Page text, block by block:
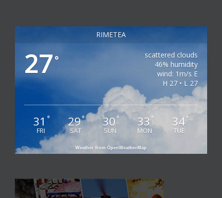
RIMETEA
27°
scattered clouds
46% humidity
wind: 1m/s E
H 27 • L 27
31 °
FRI
29°
SAT
30°
SUN
33 °
MON
34°
TUE
Weather from OpenWeatherMap